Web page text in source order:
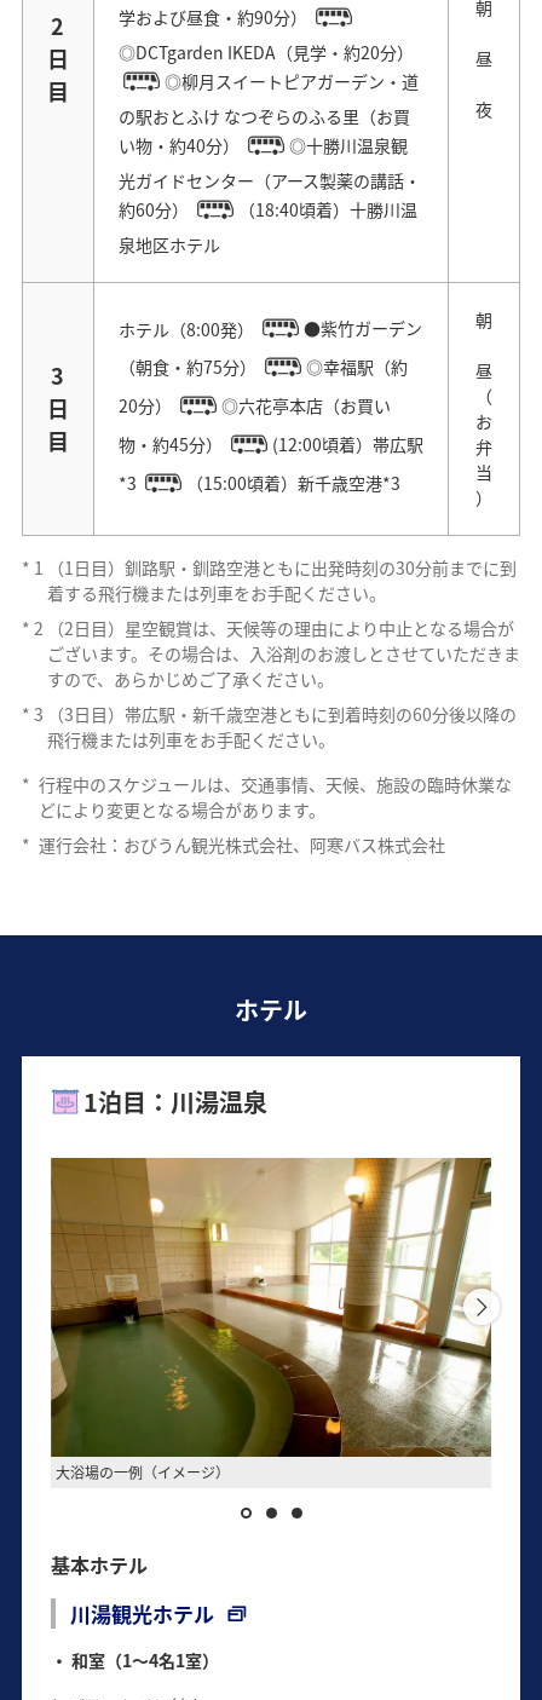
2
日
目
学および昼食・約90分）
◎DCTgarden IKEDA（見学・約20分）
◎柳月スイートピアガーデン・道
の駅おとふけ なつぞらのふる里（お買
い物・約40分）
◎十勝川温泉観
光ガイドセンター（アース製薬の講話・
約60分）
（18:40頃着）十勝川温
泉地区ホテル
朝
昼
夜
3
日
目
ホテル（8:00発）
●紫竹ガーデン
（朝食・約75分）
◎幸福駅（約
20分）
◎六花亭本店（お買い
物・約45分）
(12:00頃着）帯広駅
*3
（15:00頃着）新千歳空港*3
朝
昼
（
お
弁
当
）
* 1
（1日目）釧路駅・釧路空港ともに出発時刻の30分前までに到
着する飛行機または列車をお手配ください。
* 2
（2日目）星空観賞は、天候等の理由により中止となる場合が
ございます。その場合は、入浴剤のお渡しとさせていただきま
すので、あらかじめご了承ください。
* 3
（3日目）帯広駅・新千歳空港ともに到着時刻の60分後以降の
飛行機または列車をお手配ください。
* 行程中のスケジュールは、交通事情、天候、施設の臨時休業な
どにより変更となる場合があります。
* 運行会社：おびうん観光株式会社、阿寒バス株式会社
ホテル
1泊目：川湯温泉
大浴場の一例（イメージ）
基本ホテル
川湯観光ホテル
和室（1～4名1室）